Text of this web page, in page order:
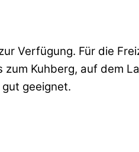
Verfügung. Für die
Kuhberg, auf dem
geeignet.